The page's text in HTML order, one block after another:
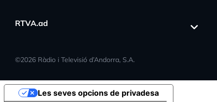
RTVA.ad
©2026 Ràdio i Televisió d’Andorra, S.A.
Les seves opcions de privadesa